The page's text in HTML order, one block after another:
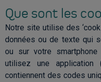
Que sont les
Notre site utilise des
données ou de texte qui
ou sur votre
utilisez une application
contiennent des codes